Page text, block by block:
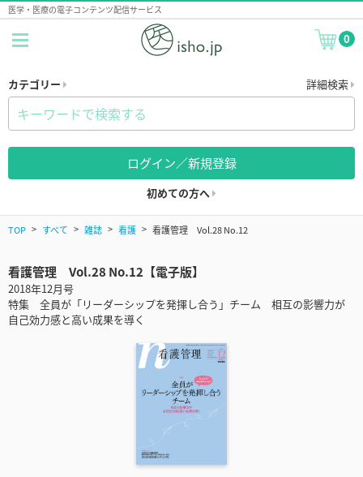
医学・医療の電子コンテンツ配信サービス
0
カテゴリー 詳細検索
ログイン／新規登録
初めての方へ
TOP すべて 雑誌 看護 看護管理 Vol.28 No.12
看護管理 Vol.28 No.12【電子版】
2018年12月号
特集 全員が「リーダーシップを発揮し合う」チーム 相互の影響力が
自己効力感と高い成果を導く